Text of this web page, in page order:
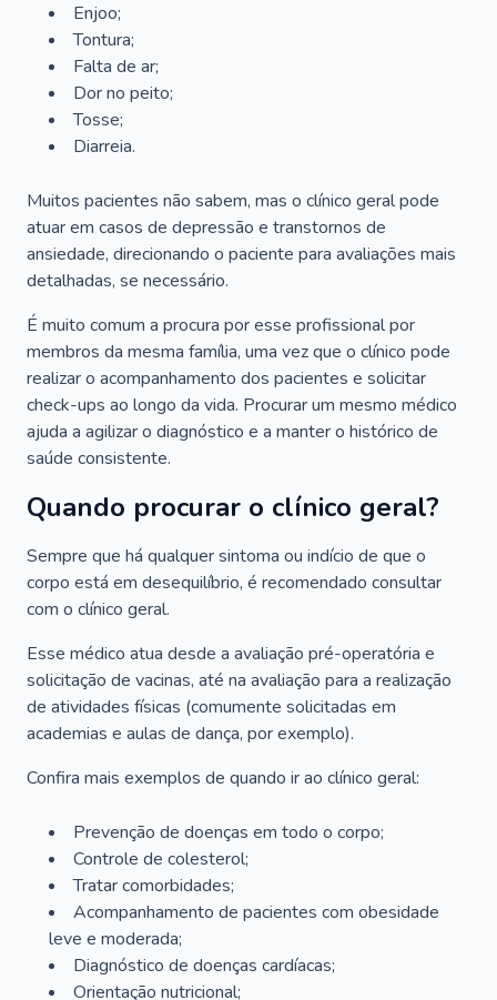
Enjoo;
Tontura;
Falta de ar;
Dor no peito;
Tosse;
Diarreia.
Muitos pacientes não sabem, mas o clínico geral pode
atuar em casos de depressão e transtornos de
ansiedade, direcionando o paciente para avaliações mais
detalhadas, se necessário.
É muito comum a procura por esse profissional por
membros da mesma família, uma vez que o clínico pode
realizar o acompanhamento dos pacientes e solicitar
check-ups ao longo da vida. Procurar um mesmo médico
ajuda a agilizar o diagnóstico e a manter o histórico de
saúde consistente.
Quando procurar o clínico geral?
Sempre que há qualquer sintoma ou indício de que o
corpo está em desequilíbrio, é recomendado consultar
com o clínico geral.
Esse médico atua desde a avaliação pré-operatória e
solicitação de vacinas, até na avaliação para a realização
de atividades físicas (comumente solicitadas em
academias e aulas de dança, por exemplo).
Confira mais exemplos de quando ir ao clínico geral:
Prevenção de doenças em todo o corpo;
Controle de colesterol;
Tratar comorbidades;
Acompanhamento de pacientes com obesidade
leve e moderada;
Diagnóstico de doenças cardíacas;
Orientação nutricional;